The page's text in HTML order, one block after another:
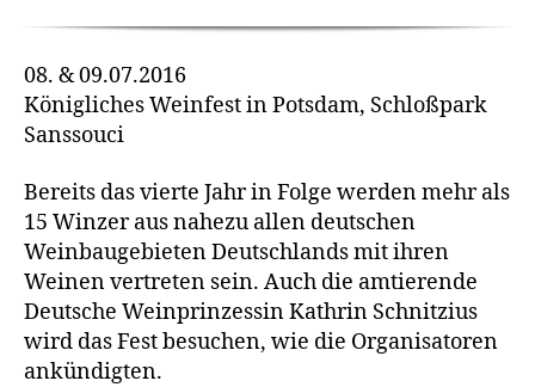
08. & 09.07.2016
Königliches Weinfest in Potsdam, Schloßpark
Sanssouci
Bereits das vierte Jahr in Folge werden mehr als
15 Winzer aus nahezu allen deutschen
Weinbaugebieten Deutschlands mit ihren
Weinen vertreten sein. Auch die amtierende
Deutsche Weinprinzessin Kathrin Schnitzius
wird das Fest besuchen, wie die Organisatoren
ankündigten.